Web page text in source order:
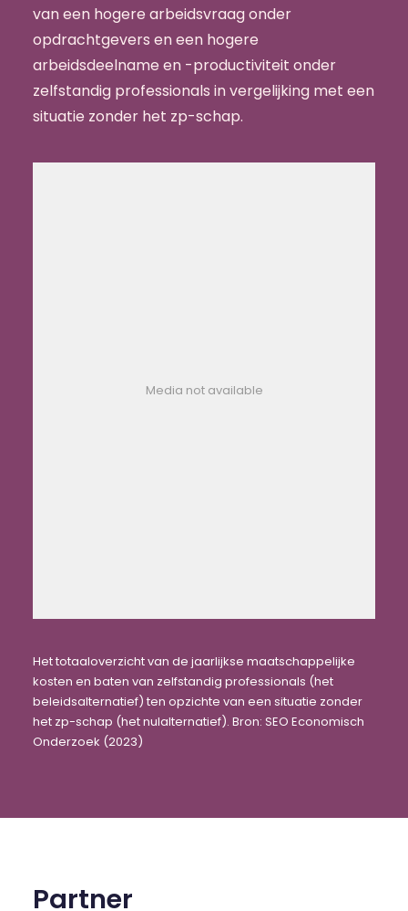
van een hogere arbeidsvraag onder
opdrachtgevers en een hogere
arbeidsdeelname en -productiviteit onder
zelfstandig professionals in vergelijking met een
situatie zonder het zp-schap.
Media not available
Het totaaloverzicht van de jaarlijkse maatschappelijke
kosten en baten van zelfstandig professionals (het
beleidsalternatief) ten opzichte van een situatie zonder
het zp-schap (het nulalternatief). Bron: SEO Economisch
Onderzoek (2023)
Partner